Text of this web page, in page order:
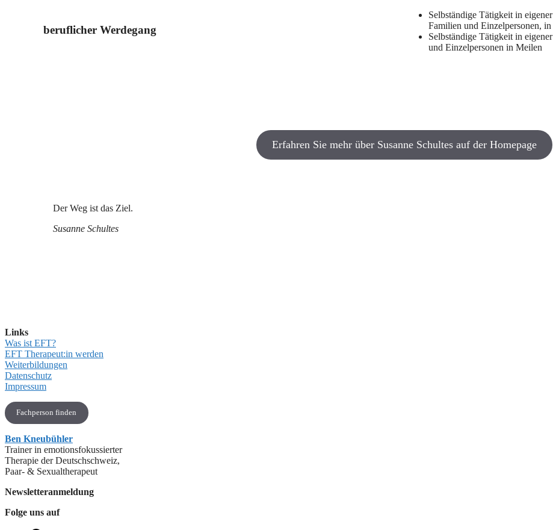
beruflicher Werdegang
Selbständige Tätigkeit in
Familien und Einzelpersonen,
Selbständige Tätigkeit in
und Einzelpersonen in Meilen
Erfahren Sie mehr über Susanne Schultes auf der Homepage
Der Weg ist das Ziel.
Susanne Schultes
Links
Was ist EFT?
EFT Therapeut:in werden
Weiterbildungen
Datenschutz
Impressum
Fachperson finden
Ben Kneubühler
Trainer in emotionsfokussierter
Therapie der Deutschschweiz,
Paar- & Sexualtherapeut
Newsletteranmeldung
Folge uns auf